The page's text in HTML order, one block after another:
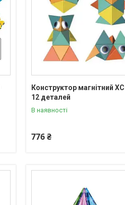
Конструктор магнітний
12 деталей
В наявності
776 ₴